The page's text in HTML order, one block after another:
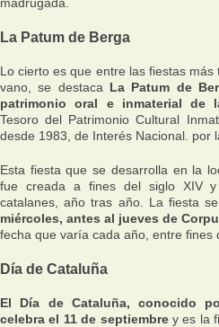
La Patum de Berga
Lo cierto es que entre las fiestas
vano, se destaca La Patum de
patrimonio oral e inmaterial de
Tesoro del Patrimonio Cultural
desde 1983, de Interés Nacional. por
Esta fiesta que se desarrolla en la
fue creada a fines del siglo XIV
catalanes, año tras año. La fiesta
miércoles, antes al jueves de
fecha que varía cada año, entre fines
Día de Cataluña
El Día de Cataluña, conocido
celebra el 11 de septiembrey es la